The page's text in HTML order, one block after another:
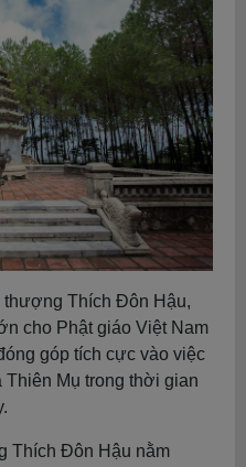
Thích Đôn Hậu,
cho Phật giáo Việt Nam
góp tích cực vào việc
Mụ trong thời gian
Thích Đôn Hậu nằm